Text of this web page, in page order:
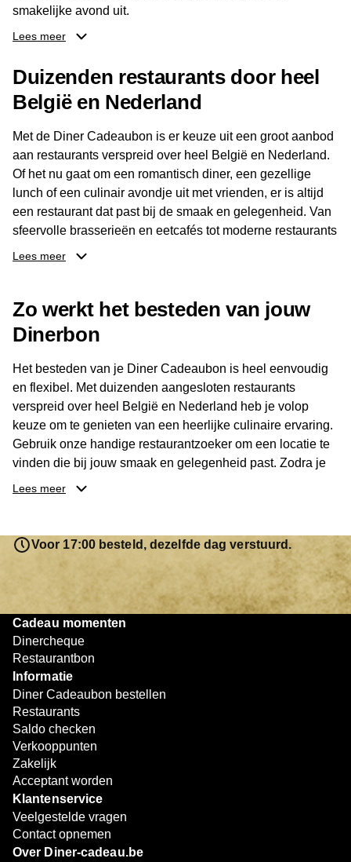
smakelijke avond uit.
ontvanger eenvoudig een locatie kiezen die past bij de
smaak en gelegenheid. Zo geeft de Diner Cadeaubon niet
alleen een diner, maar ook een gezellig moment om
Lees meer
Duizenden restaurants door heel
België en Nederland
Met de Diner Cadeaubon is er keuze uit een groot aanbod
aan restaurants verspreid over heel België en Nederland.
Of het nu gaat om een romantisch diner, een gezellige
lunch of een culinair avondje uit met vrienden, er is altijd
een restaurant dat past bij de smaak en gelegenheid. Van
sfeervolle brasserieën en eetcafés tot moderne restaurants
en gastronomische locaties: er is voor ieder wat wils.
buurt, bijvoorbeeld in Brussel, Antwerpen, Gent of Brugge.
De ontvanger kiest zelf waar en wanneer er wordt genoten
van deze culinaire ervaring. Zo is de Diner Cadeaubon
niet alleen een diner, maar een bijzondere belevenis.
Lees meer
Zo werkt het besteden van jouw
Dinerbon
Het besteden van je Diner Cadeaubon is heel eenvoudig
en flexibel. Met duizenden aangesloten restaurants
verspreid over heel België en Nederland heb je volop
keuze om te genieten van een heerlijke culinaire ervaring.
Gebruik onze handige restaurantzoeker om een locatie te
vinden die bij jouw smaak en gelegenheid past. Zodra je
je keuze hebt gemaakt, kun je eenvoudig reserveren en na
resterende bedrag blijft gewoon op de bon staan en kan
later worden gebruikt. Zo geniet je keer op keer van
bijzondere eetmomenten.
Lees meer
Voor 17:00 besteld, dezelfde dag verstuurd.
Cadeau momenten
Dinercheque
Restaurantbon
Informatie
Diner Cadeaubon bestellen
Restaurants
Saldo checken
Verkooppunten
Zakelijk
Acceptant worden
Klantenservice
Veelgestelde vragen
Contact opnemen
Over Diner-cadeau.be